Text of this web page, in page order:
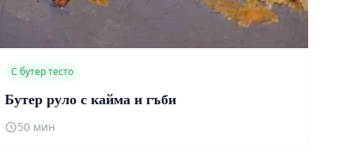
С бутер тесто
Бутер руло с кайма и гъби
50 мин